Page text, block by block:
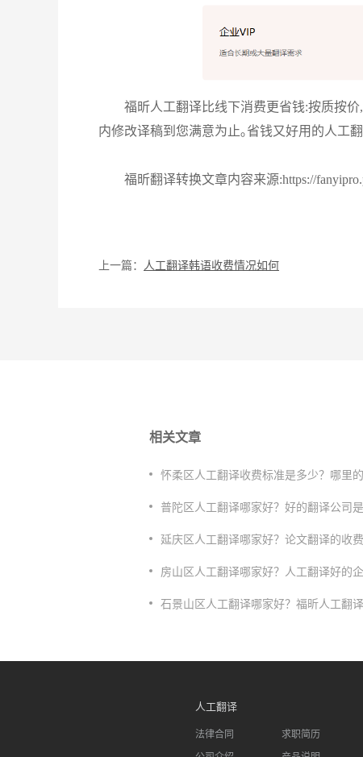
福昕人工翻译比线下消费更省钱:按质按
内修改译稿到您满意为止｡省钱又好用的人工
福昕翻译转换文章内容来源:https://
上一篇： 人工翻译韩语收费情况如何
相关文章
怀柔区人工翻译收费标准是多少？哪里
普陀区人工翻译哪家好？好的翻译公司是
延庆区人工翻译哪家好？论文翻译的收费
房山区人工翻译哪家好？人工翻译好的
石景山区人工翻译哪家好？福昕人工翻译
人工翻译
法律合同
求职简历